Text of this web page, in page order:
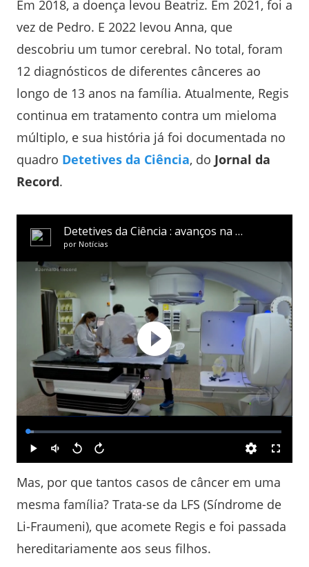
Em 2018, a doença levou Beatriz. Em 2021, foi a
vez de Pedro. E 2022 levou Anna, que
descobriu um tumor cerebral. No total, foram
12 diagnósticos de diferentes cânceres ao
longo de 13 anos na família. Atualmente, Regis
continua em tratamento contra um mieloma
múltiplo, e sua história já foi documentada no
quadro Detetives da Ciência, do Jornal da
Record.
Mas, por que tantos casos de câncer em uma
mesma família? Trata-se da LFS (Síndrome de
Li-Fraumeni), que acomete Regis e foi passada
hereditariamente aos seus filhos.